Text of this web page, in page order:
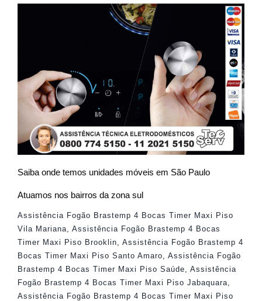
Saiba onde temos unidades móveis em São Paulo
Atuamos nos bairros da zona sul
Assistência Fogão Brastemp 4 Bocas Timer Maxi Piso
Vila Mariana
Assistência Fogão Brastemp 4 Bocas
Timer Maxi Piso Brooklin
Assistência Fogão Brastemp 4
Bocas Timer Maxi Piso Santo Amaro
Assistência Fogão
Brastemp 4 Bocas Timer Maxi Piso Saúde
Assistência
Fogão Brastemp 4 Bocas Timer Maxi Piso Jabaquara
Assistência Fogão Brastemp 4 Bocas Timer Maxi Piso